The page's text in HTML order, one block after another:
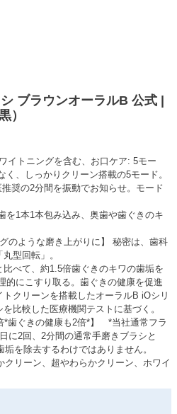
ブラウンオーラルB 公式 |
）
イトニングを含む、お口ケア: 5モー
く、しっかりクリーン搭載の5モード。
奨の2分間を振動でお知らせ。モード
を1本1本包み込み、奥歯や歯ぐきのキ
のような磨き上がりに】 秘密は、歯科
型回転」。
比べて、約1.5倍歯ぐきのキワの歯垢を
的にこすり取る。歯ぐきの健康を促進
クリーンを搭載したオーラルB iOシリ
比較した医療機関テストに基づく。
*歯ぐきの健康も2倍*】 *当社通常フラ
に2回、2分間の通常手磨きブラシと
を除去するわけではありません。
リーン、超やわらかクリーン、ホワイ